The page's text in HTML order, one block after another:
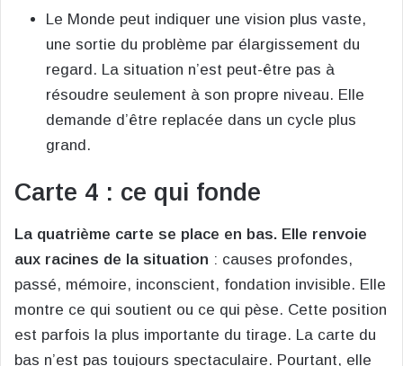
Le Monde peut indiquer une vision plus vaste,
une sortie du problème par élargissement du
regard. La situation n’est peut-être pas à
résoudre seulement à son propre niveau. Elle
demande d’être replacée dans un cycle plus
grand.
Carte 4 : ce qui fonde
La quatrième carte se place en bas. Elle renvoie
aux racines de la situation : causes profondes,
passé, mémoire, inconscient, fondation invisible. Elle
montre ce qui soutient ou ce qui pèse. Cette position
est parfois la plus importante du tirage. La carte du
bas n’est pas toujours spectaculaire. Pourtant, elle